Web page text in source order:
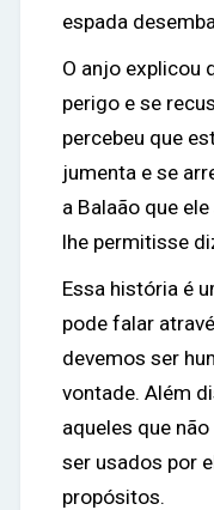
espada
O anjo explicou
perigo e se
percebeu que
jumenta e se
a Balaão que
lhe permitisse
Essa história é
pode falar
devemos ser
vontade. Além
aqueles que
ser usados por
propósitos.